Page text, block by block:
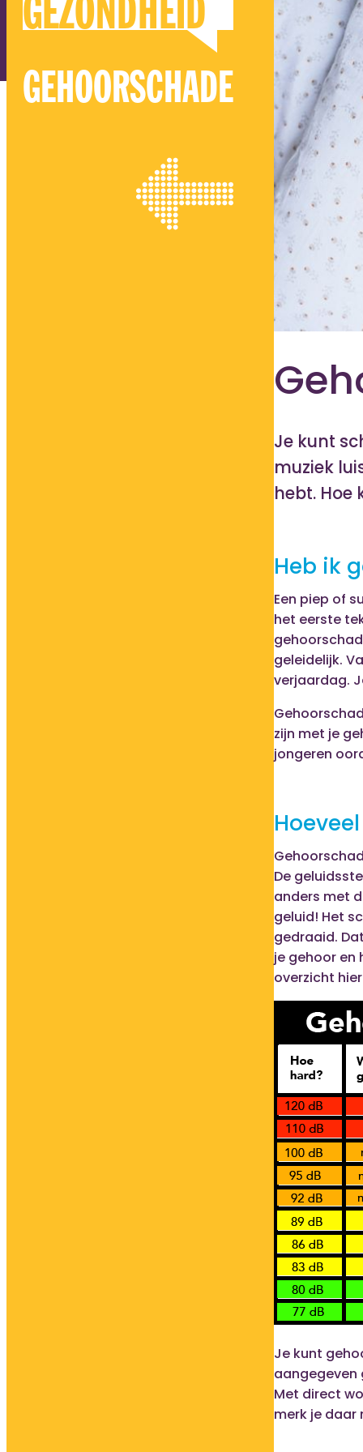
GEZONDHEID
GEHOORSCHADE
Je kunt
muziek
hebt. Hoe
Heb ik
Een piep of
het eerste
geleidelijk.
verjaardag.
zijn met je
jongeren
De
anders met
geluid! Het
gedraaid.
je gehoor en
overzicht
Je kunt
aangegeven
Met direct
merk je daar